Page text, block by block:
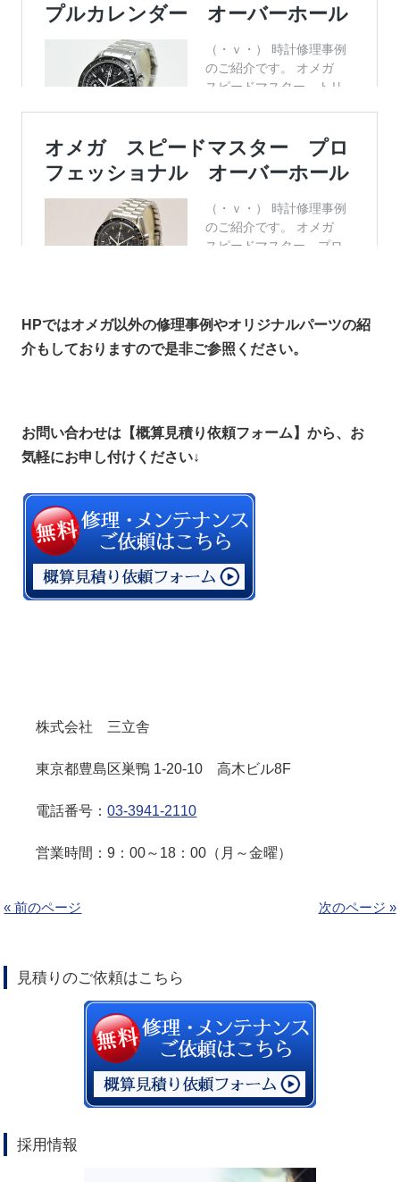
HPではオメガ以外の修理事例やオリジナルパーツの紹
介もしておりますので是非ご参照ください。
お問い合わせは【概算見積り依頼フォーム】から、お
気軽にお申し付けください↓
株式会社 三立舎
東京都豊島区巣鴨 1-20-10 高木ビル8F
電話番号：03-3941-2110
営業時間：9：00～18：00（月～金曜）
« 前のページ 次のページ »
見積りのご依頼はこちら
採用情報